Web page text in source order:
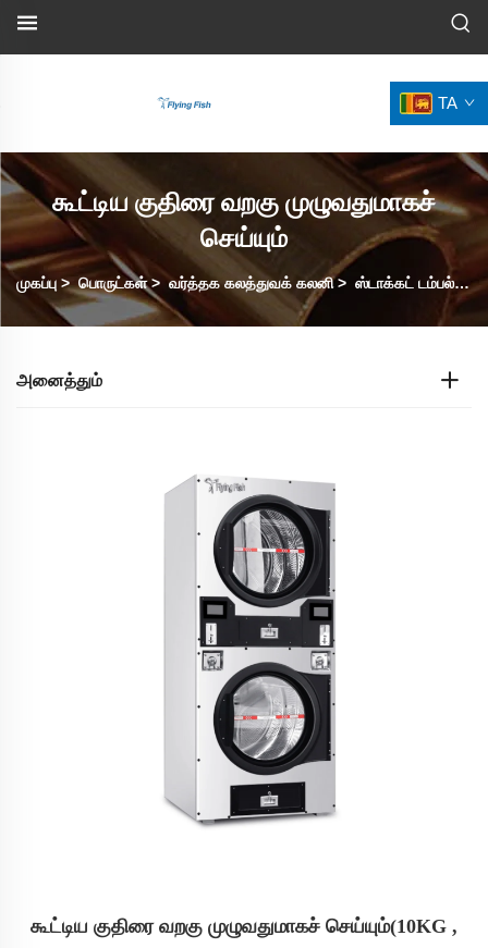
TA
கூட்டிய குதிரை வறகு முழுவதுமாகச்
செய்யும்
முகப்பு > பொருட்கள்>வர்த்தக கலத்துவக் கலனி> ஸ்டாக்கட் டம்பல் டிரையர்ஸ்
அனைத்தும்
கூட்டிய குதிரை வறகு முழுவதுமாகச் செய்யும்(10KG ,